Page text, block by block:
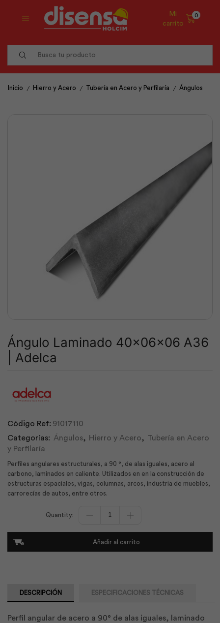
Mi
carrito
0
Inicio / Hierro y Acero / Tubería en Acero y Perfilaría / Ángulos
Ángulo Laminado 40x06x06 A36
| Adelca
Código Ref: 91017110
Categorías: Ángulos, Hierro y Acero, Tubería en Acero
y Perfilaría
Perfiles angulares estructurales, a 90 °, de alas iguales, acero al
carbono, laminados en caliente. Utilizados en en la construcción de
estructuras espaciales, vigas, columnas, arcos, industria de muebles,
carrorecías de autos, entre otros.
Añadir al carrito
DESCRIPCIÓN ESPECIFICACIONES TÉCNICAS
Perfil angular de acero a 90° de alas iguales, laminado